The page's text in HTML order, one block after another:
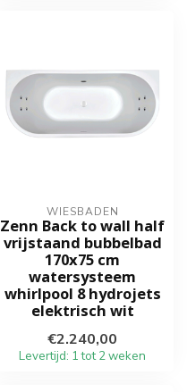
WIESBADEN
Zenn Back to wall half
vrijstaand bubbelbad
170x75 cm
watersysteem
whirlpool 8 hydrojets
elektrisch wit
€2.240,00
Levertijd: 1 tot 2 weken